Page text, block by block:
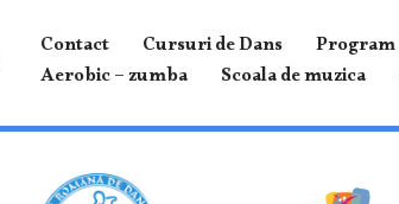
Contact Cursuri de Dans Program
Aerobic – zumba
Scoala de muzica